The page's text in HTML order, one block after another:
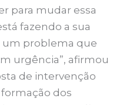
para mudar essa
fazendo a sua
um problema que
urgência”, afirmou
de intervenção
dos